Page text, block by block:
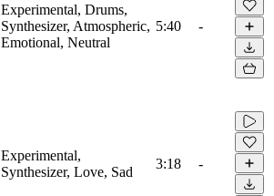
Experimental, Drums,
Synthesizer, Atmospheric,
Emotional, Neutral
5:40 -
Experimental,
Synthesizer, Love, Sad
3:18 -